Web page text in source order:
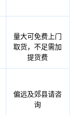
量大可免费上门
取货，不足需加
提货费
偏远及郊县请咨
询